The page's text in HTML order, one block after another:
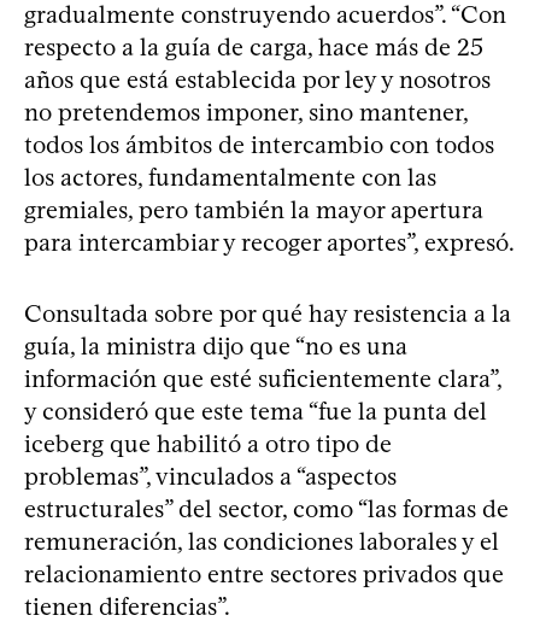
gradualmente construyendo acuerdos”. “Con
respecto a la guía de carga, hace más de 25
años que está establecida por ley y nosotros
no pretendemos imponer, sino mantener,
todos los ámbitos de intercambio con todos
los actores, fundamentalmente con las
gremiales, pero también la mayor apertura
para intercambiar y recoger aportes”, expresó.
Consultada sobre por qué hay resistencia a la
guía, la ministra dijo que “no es una
información que esté suficientemente clara”,
y consideró que este tema “fue la punta del
iceberg que habilitó a otro tipo de
problemas”, vinculados a “aspectos
estructurales” del sector, como “las formas de
remuneración, las condiciones laborales y el
relacionamiento entre sectores privados que
tienen diferencias”.